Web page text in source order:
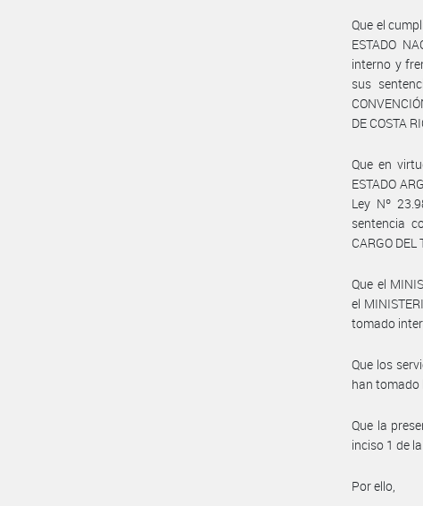
Que el
ESTADO
interno y
sus
DE COSTA
Que en
ESTADO
Ley Nº
sentencia
CARGO DEL
Que el
el
tomado
Que los
han tomado
Que la
inciso 1 de
Por ello,